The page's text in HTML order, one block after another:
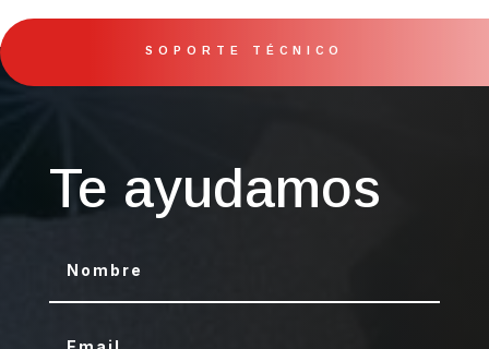
SOPORTE TÉCNICO
Te ayudamos